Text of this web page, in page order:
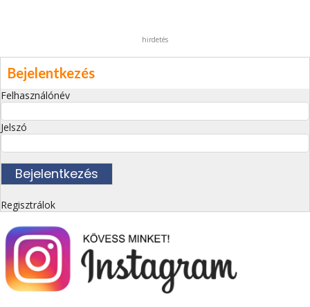
hirdetés
Bejelentkezés
Felhasználónév
Jelszó
Regisztrálok